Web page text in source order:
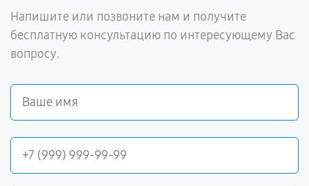
Напишите или позвоните нам и получите
бесплатную консультацию по интересующему Вас
вопросу.